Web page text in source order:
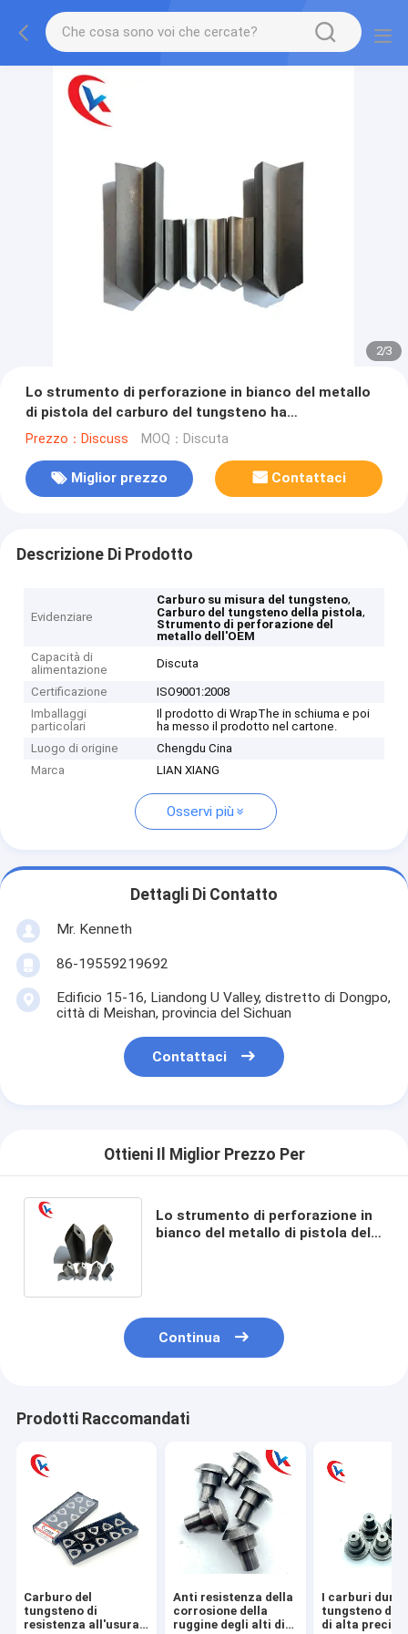
2/3
Lo strumento di perforazione in bianco del metallo
di pistola del carburo del tungsteno ha
personalizzato
Prezzo：Discuss MOQ：Discuta
Miglior prezzo Contattaci
Descrizione Di Prodotto
Evidenziare
Carburo su misura del tungsteno,
Carburo del tungsteno della pistola,
Strumento di perforazione del
metallo dell'OEM
Capacità di
alimentazione
Discuta
Certificazione
ISO9001:2008
Imballaggi
particolari
Il prodotto di WrapThe in schiuma e poi
ha messo il prodotto nel cartone.
Luogo di origine
Chengdu Cina
Marca
LIAN XIANG
Osservi più
Dettagli Di Contatto
Mr. Kenneth
86-19559219692
Edificio 15-16, Liandong U Valley, distretto di Dongpo,
città di Meishan, provincia del Sichuan
Contattaci
Ottieni Il Miglior Prezzo Per
Lo strumento di perforazione in
bianco del metallo di pistola del
Continua
Prodotti Raccomandati
Carburo del
tungsteno di
resistenza all'usura
Anti resistenza della
corrosione della
ruggine degli alti di
I carburi duri
tungsteno
di alta